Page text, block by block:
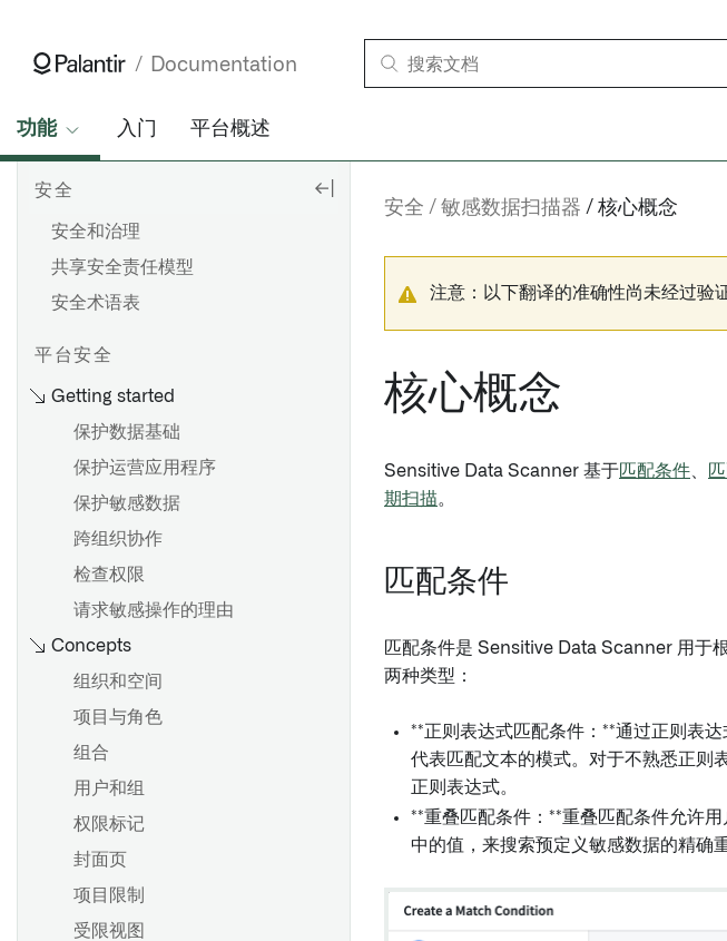
Documentation
功能 入门 平台概述
安全
安全和治理
共享安全责任模型
安全术语表
平台安全
Getting started
保护数据基础
保护运营应用程序
保护敏感数据
跨组织协作
检查权限
请求敏感操作的理由
Concepts
组织和空间
项目与角色
组合
用户和组
权限标记
封面页
项目限制
受限视图
安全 敏感数据扫描器 核心概念
注意：以下翻译的准确性尚未经过验
核心概念
Sensitive Data Scanner 基于匹配条件
期扫描。
匹配条件
匹配条件是 Sensitive Data Scanner 用于
两种类型：
**正则表达式匹配条件：**通过正则表
代表匹配文本的模式。对于不熟悉正则
正则表达式。
**重叠匹配条件：**重叠匹配条件允许
中的值，来搜索预定义敏感数据的精确